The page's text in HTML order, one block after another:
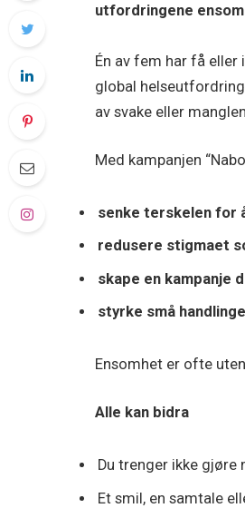
utfordringene
Én av fem har få eller
global
av svake eller
Med kampanjen
senke terskelen for
redusere stigmaet
skape en kampanje
styrke små
Ensomhet er ofte
Alle kan bidra
Du trenger ikke
Et smil, en samtale